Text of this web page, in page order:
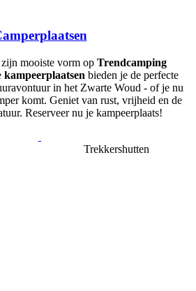
mooiste vorm op Trendcamping
kampeerplaatsen bieden je de perfecte
in het Zwarte Woud - of je nu
komt. Geniet van rust, vrijheid en de
Reserveer nu je kampeerplaats!